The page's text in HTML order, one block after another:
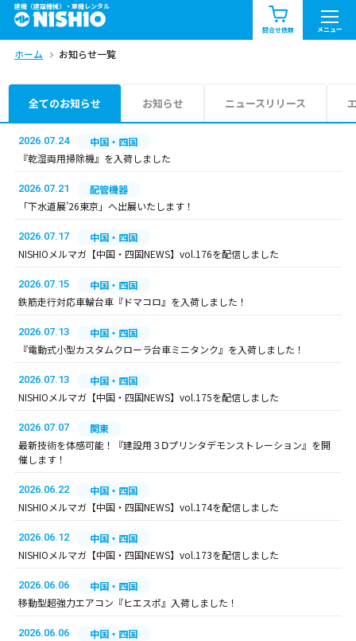
建機（建設機械）・重機レンタル
問合せ依頼 メニュー
商品一覧 お知らせ一覧
問合せ依頼リスト
エリア情報を見る
ホーム お知らせ一覧
全てのお知らせ お知らせ ニュースリリース
2026.07.24
中国・四国
『乾湿両用掃除機』を入荷しました
2026.07.21
配管機器
「下水道展’26東京」へ出展いたします！
2026.07.17
中国・四国
NISHIOメルマガ【中国・四国NEWS】vol.176を配信しました
2026.07.15
中国・四国
鉄筋走行対応車輪台車『ドマコロ』を入荷しました！
2026.07.13
中国・四国
『電動式小型カスタムクローラ台車ミニタンク』を入荷しました！
2026.07.13
中国・四国
NISHIOメルマガ【中国・四国NEWS】vol.175を配信しました
2026.07.07
関東
最新技術を体感可能！『建設用３Ⅾプリンタデモンストレーション』を開
催します！
2026.06.22
中国・四国
NISHIOメルマガ【中国・四国NEWS】vol.174を配信しました
2026.06.12
中国・四国
NISHIOメルマガ【中国・四国NEWS】vol.173を配信しました
2026.06.06
中国・四国
移動型超強力エアコン『ヒエスポ』入荷しました！
2026.06.06
中国・四国